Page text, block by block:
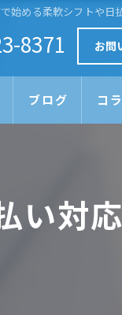
始める柔軟シフトや日
8371 お問
ブログ コ
い対